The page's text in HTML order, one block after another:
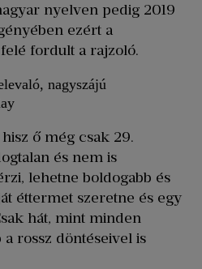
nyelven pedig 2019
ezért a
fordult a rajzoló.
nagyszájú
ő még csak 29.
és nem is
lehetne boldogabb és
éttermet szeretne és egy
hát, mint minden
rossz döntéseivel is